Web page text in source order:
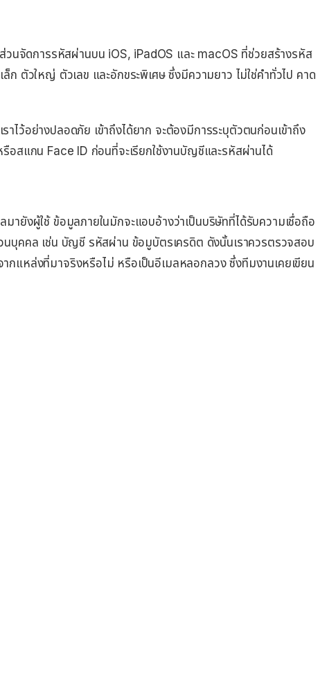
วนจัดการรหัสผ่านบน iOS, iPadOS และ macOS ที่ช่วยสร้างรหัส
ก ตัวใหญ่ ตัวเลข และอักขระพิเศษ ซึ่งมีความยาว ไม่ใช่คำทั่วไป คาด
ไว้อย่างปลอดภัย เข้าถึงได้ยาก จะต้องมีการระบุตัวตนก่อนเข้าถึง
อสแกน Face ID ก่อนที่จะเรียกใช้งานบัญชีและรหัสผ่านได้
ายังผู้ใช้ ข้อมูลภายในมักจะแอบอ้างว่าเป็นบริษัทที่ได้รับความเชื่อถือ
นบุคคล เช่น บัญชี รหัสผ่าน ข้อมูบัตรเครดิต ดังนั้นเราควรตรวจสอบ
กแหล่งที่มาจริงหรือไม่ หรือเป็นอีเมลหลอกลวง ซึ่งทีมงานเคยเขียน